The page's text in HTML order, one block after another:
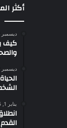
:
ف
ي
م
ن
أ
ي
أكثر
ديسمبر 28, 2024
كيف
ديسمبر 28, 2024
يناير 1, 2025